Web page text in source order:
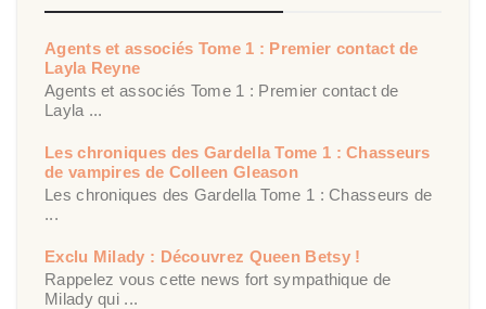
Agents et associés Tome 1 : Premier contact de
Layla Reyne
Agents et associés Tome 1 : Premier contact de
Layla ...
Les chroniques des Gardella Tome 1 : Chasseurs
de vampires de Colleen Gleason
Les chroniques des Gardella Tome 1 : Chasseurs de
...
Exclu Milady : Découvrez Queen Betsy !
Rappelez vous cette news fort sympathique de
Milady qui ...